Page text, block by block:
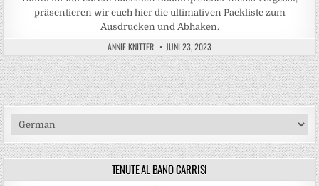
präsentieren wir euch hier die ultimativen Packliste zum
Ausdrucken und Abhaken.
ANNIE KNITTER JUNI 23, 2023
TENUTE AL BANO CARRISI